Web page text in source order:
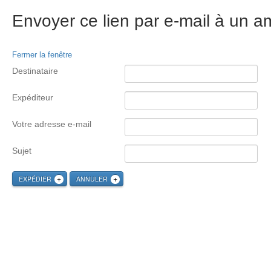
Envoyer ce lien par e-mail à un
Fermer la fenêtre
Destinataire
Expéditeur
Votre adresse e-mail
Sujet
EXPÉDIER ANNULER